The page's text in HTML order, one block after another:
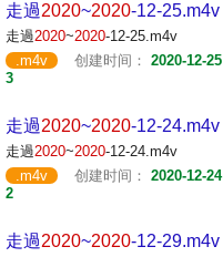
走過2020~2020-12-25.m4v
走過2020~2020-12-25.m4v
.m4v
创建时间： 2020-12-25
3
走過2020~2020-12-24.m4v
走過2020~2020-12-24.m4v
.m4v
创建时间： 2020-12-24
2
走過2020~2020-12-29.m4v